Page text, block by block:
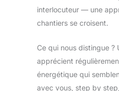
interlocuteur — une
chantiers se croisent.
Ce qui nous distingue
apprécient
énergétique qui
avec vous, step by